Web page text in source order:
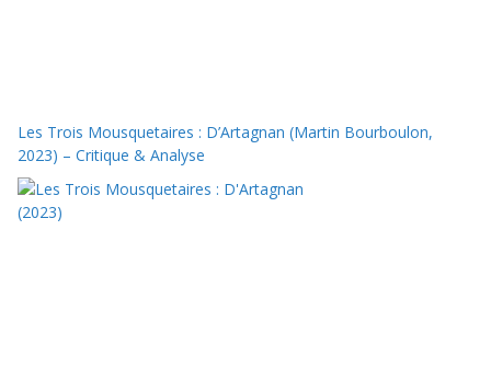
Les Trois Mousquetaires : D’Artagnan (Martin Bourboulon,
2023) – Critique & Analyse